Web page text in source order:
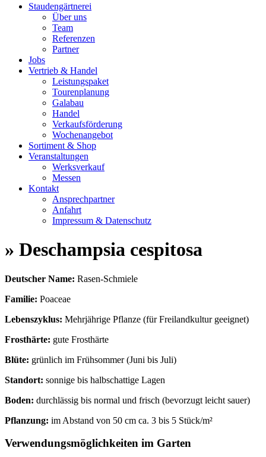
Staudengärtnerei
Über uns
Team
Referenzen
Partner
Jobs
Vertrieb & Handel
Leistungspaket
Tourenplanung
Galabau
Handel
Verkaufsförderung
Wochenangebot
Sortiment & Shop
Veranstaltungen
Werksverkauf
Messen
Kontakt
Ansprechpartner
Anfahrt
Impressum & Datenschutz
» Deschampsia cespitosa
Deutscher Name: Rasen-Schmiele
Familie: Poaceae
Lebenszyklus: Mehrjährige Pflanze (für Freilandkultur geeignet)
Frosthärte: gute Frosthärte
Blüte: grünlich im Frühsommer (Juni bis Juli)
Standort: sonnige bis halbschattige Lagen
Boden: durchlässig bis normal und frisch (bevorzugt leicht sauer)
Pflanzung: im Abstand von 50 cm ca. 3 bis 5 Stück/m²
Verwendungsmöglichkeiten im Garten